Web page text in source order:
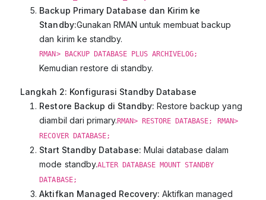
Backup Primary Database dan Kirim ke
Standby:Gunakan RMAN untuk membuat backup
dan kirim ke standby.
RMAN> BACKUP DATABASE PLUS ARCHIVELOG;
Kemudian restore di standby.
Langkah 2: Konfigurasi Standby Database
Restore Backup di Standby: Restore backup yang
diambil dari primary. RMAN> RESTORE DATABASE; RMAN>
RECOVER DATABASE;
Start Standby Database: Mulai database dalam
mode standby.ALTER DATABASE MOUNT STANDBY
DATABASE;
Aktifkan Managed Recovery: Aktifkan managed